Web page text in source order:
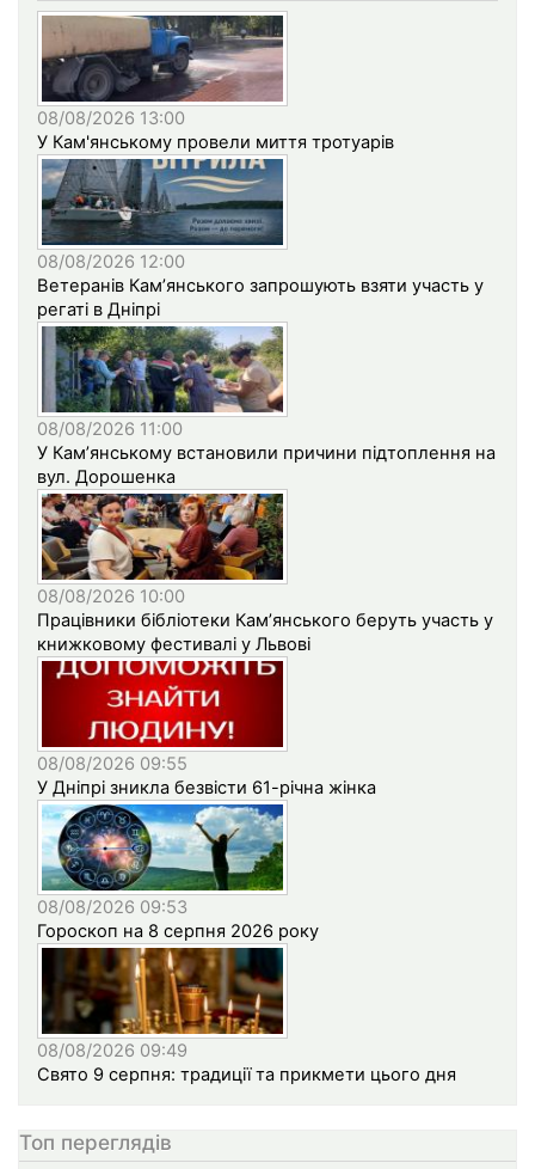
08/08/2026 13:00
У Кам'янському провели миття тротуарів
08/08/2026 12:00
Ветеранів Кам’янського запрошують взяти участь у
регаті в Дніпрі
08/08/2026 11:00
У Кам’янському встановили причини підтоплення на
вул. Дорошенка
08/08/2026 10:00
Працівники бібліотеки Кам’янського беруть участь у
книжковому фестивалі у Львові
08/08/2026 09:55
У Дніпрі зникла безвісти 61-річна жінка
08/08/2026 09:53
Гороскоп на 8 серпня 2026 року
08/08/2026 09:49
Свято 9 серпня: традиції та прикмети цього дня
Топ переглядів